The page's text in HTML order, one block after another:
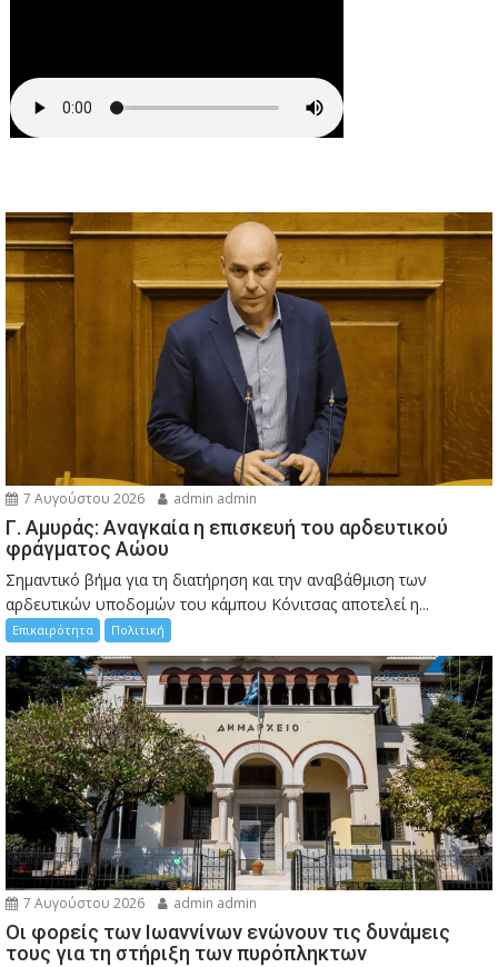
7 Αυγούστου 2026 admin admin
Γ. Αμυράς: Αναγκαία η επισκευή του αρδευτικού
φράγματος Αώου
Σημαντικό βήμα για τη διατήρηση και την αναβάθμιση των
αρδευτικών υποδομών του κάμπου Κόνιτσας αποτελεί η...
Επικαιρότητα Πολιτική
7 Αυγούστου 2026 admin admin
Οι φορείς των Ιωαννίνων ενώνουν τις δυνάμεις
τους για τη στήριξη των πυρόπληκτων